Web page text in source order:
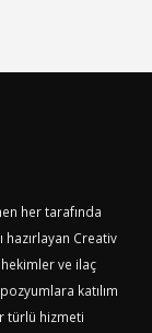
her tarafında
Creativ
ve ilaç
katılım
türlü hizmeti